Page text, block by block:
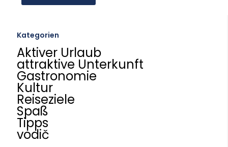
Kategorien
Aktiver Urlaub
attraktive Unterkunft
Gastronomie
Kultur
Reiseziele
Spaß
Tipps
vodič